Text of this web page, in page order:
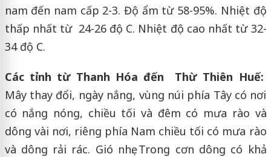
nam đến nam cấp 2-3. Độ ẩm từ 58-95%. Nhiệt độ
thấp nhất từ 24-26 độ C. Nhiệt độ cao nhất từ 32-
34 độ C.
Các tỉnh từ Thanh Hóa đến Thừ Thiên Huế:
Mây thay đổi, ngày nắng, vùng núi phía Tây có nơi
có nắng nóng, chiều tối và đêm có mưa rào và
dông vài nơi, riêng phía Nam chiều tối có mưa rào
và dông rải rác. Gió nhẹ. Trong cơn dông có khả